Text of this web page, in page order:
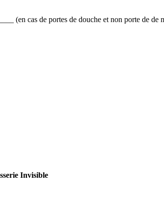
(en cas de portes de douche et non porte de de
Invisible